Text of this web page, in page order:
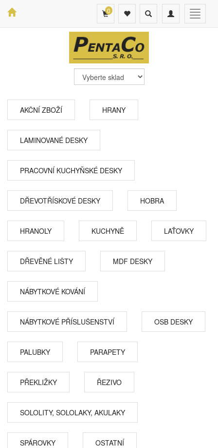
Toggle
Toggle
navigation
Toggle
search
0
AKČNÍ ZBOŽÍ HRANY
LAMINOVANÉ DESKY
PRACOVNÍ KUCHYŇSKÉ DESKY
DŘEVOTŘÍSKOVÉ DESKY HOBRA
HRANOLY KUCHYNĚ LAŤOVKY
DŘEVĚNÉ LIŠTY MDF DESKY
NÁBYTKOVÉ KOVÁNÍ
NÁBYTKOVÉ PŘÍSLUŠENSTVÍ OSB DESKY
PALUBKY PARAPETY
PŘEKLIŽKY ŘEZIVO
SOLOLITY, SOLOLAKY, AKULAKY
SPÁROVKY OSTATNÍ